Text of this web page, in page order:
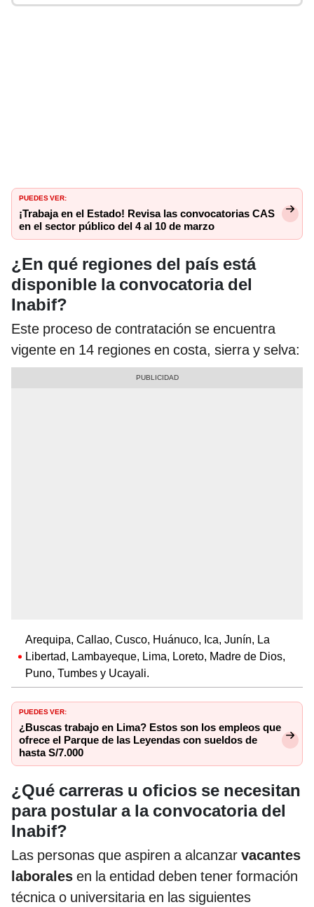
PUEDES VER:
¡Trabaja en el Estado! Revisa las convocatorias CAS
en el sector público del 4 al 10 de marzo
¿En qué regiones del país está
disponible la convocatoria del
Inabif?
Este proceso de contratación se encuentra
vigente en 14 regiones en costa, sierra y selva:
Arequipa, Callao, Cusco, Huánuco, Ica, Junín, La
Libertad, Lambayeque, Lima, Loreto, Madre de Dios,
Puno, Tumbes y Ucayali.
PUEDES VER:
¿Buscas trabajo en Lima? Estos son los empleos que
ofrece el Parque de las Leyendas con sueldos de
hasta S/7.000
¿Qué carreras u oficios se necesitan
para postular a la convocatoria del
Inabif?
Las personas que aspiren a alcanzar vacantes
laborales en la entidad deben tener formación
técnica o universitaria en las siguientes